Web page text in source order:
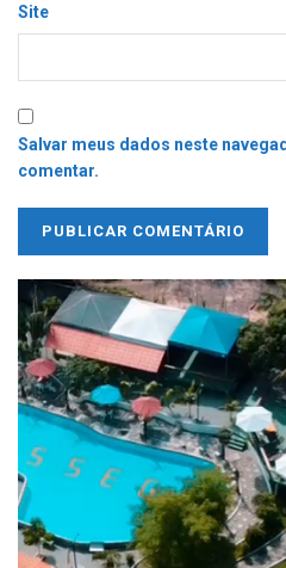
Site
Salvar meus dados neste
comentar.
Tocador
de
vídeo